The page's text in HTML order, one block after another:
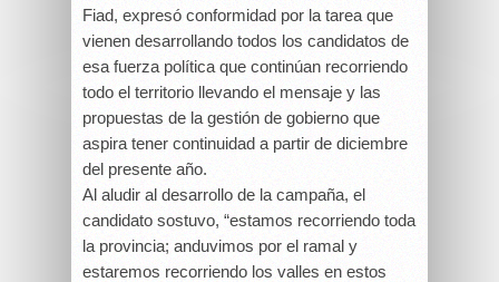
Fiad, expresó conformidad por la tarea que
vienen desarrollando todos los candidatos de
esa fuerza política que continúan recorriendo
todo el territorio llevando el mensaje y las
propuestas de la gestión de gobierno que
aspira tener continuidad a partir de diciembre
del presente año.
Al aludir al desarrollo de la campaña, el
candidato sostuvo, “estamos recorriendo toda
la provincia; anduvimos por el ramal y
estaremos recorriendo los valles en estos